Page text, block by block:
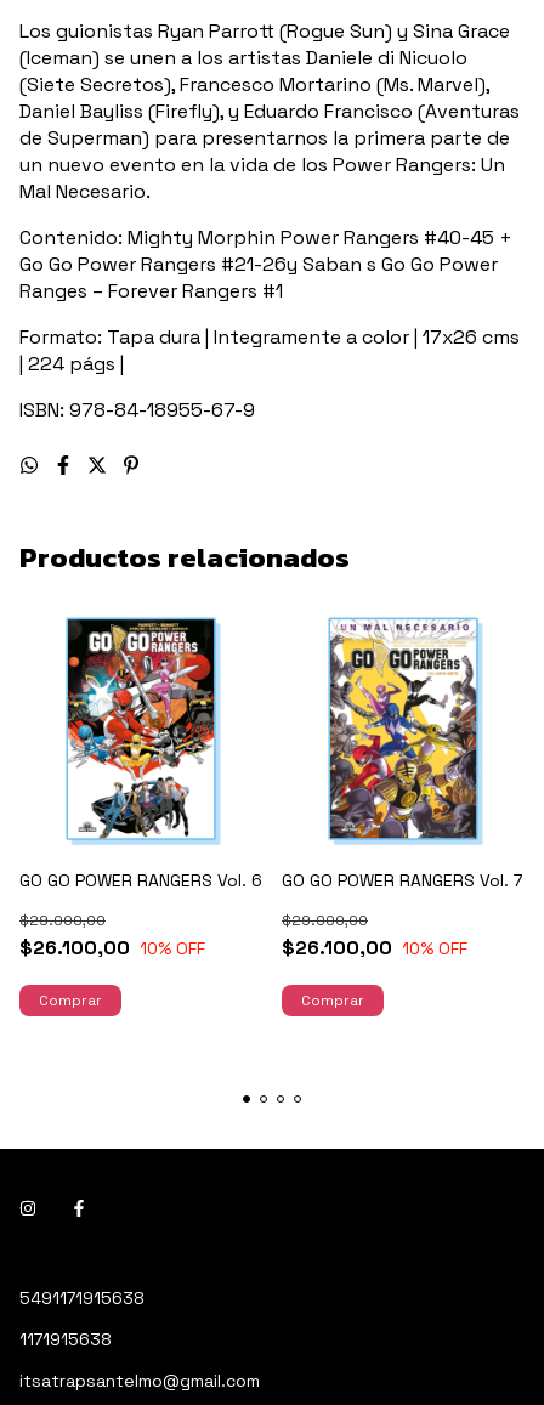
Los guionistas Ryan Parrott (Rogue Sun) y Sina Grace
(Iceman) se unen a los artistas Daniele di Nicuolo
(Siete Secretos), Francesco Mortarino (Ms. Marvel),
Daniel Bayliss (Firefly), y Eduardo Francisco (Aventuras
de Superman) para presentarnos la primera parte de
un nuevo evento en la vida de los Power Rangers: Un
Mal Necesario.
Contenido: Mighty Morphin Power Rangers #40-45 +
Go Go Power Rangers #21-26y Saban s Go Go Power
Ranges – Forever Rangers #1
Formato: Tapa dura | Integramente a color | 17x26 cms
| 224 págs |
ISBN: 978-84-18955-67-9
Productos relacionados
GO GO POWER RANGERS Vol. 6
$26.100,00
$29.000,00
10% OFF
GO GO POWER RANGERS Vol. 7
$26.100,00
$29.000,00
10% OFF
5491171915638
1171915638
itsatrapsantelmo@gmail.com